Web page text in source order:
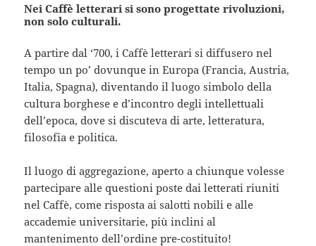
Nei Caffè letterari si sono progettate rivoluzioni,
non solo culturali.
A partire dal ‘700, i Caffè letterari si diffusero nel
tempo un po’ dovunque in Europa (Francia, Austria,
Italia, Spagna), diventando il luogo simbolo della
cultura borghese e d’incontro degli intellettuali
dell’epoca, dove si discuteva di arte, letteratura,
filosofia e politica.
Il luogo di aggregazione, aperto a chiunque volesse
partecipare alle questioni poste dai letterati riuniti
nel Caffè, come risposta ai salotti nobili e alle
accademie universitarie, più inclini al
mantenimento dell’ordine pre-costituito!